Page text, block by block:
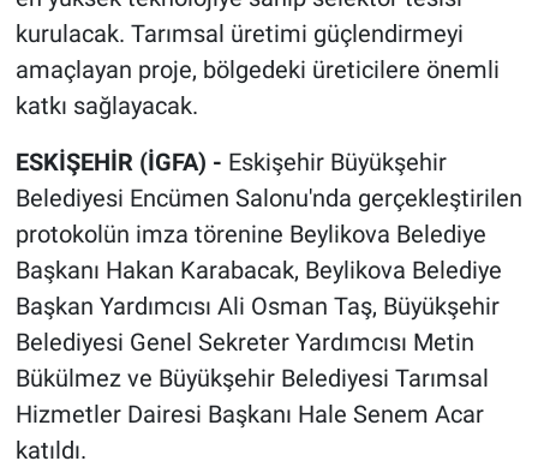
kurulacak. Tarımsal üretimi güçlendirmeyi
amaçlayan proje, bölgedeki üreticilere önemli
katkı sağlayacak.
ESKİŞEHİR (İGFA) - Eskişehir Büyükşehir
Belediyesi Encümen Salonu'nda gerçekleştirilen
protokolün imza törenine Beylikova Belediye
Başkanı Hakan Karabacak, Beylikova Belediye
Başkan Yardımcısı Ali Osman Taş, Büyükşehir
Belediyesi Genel Sekreter Yardımcısı Metin
Bükülmez ve Büyükşehir Belediyesi Tarımsal
Hizmetler Dairesi Başkanı Hale Senem Acar
katıldı.